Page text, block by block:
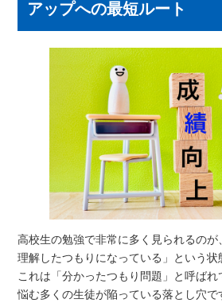
アップへの最短ルート
高校生の勉強で非常に多く見られるの
理解したつもりになっている」という状
これは「分かったつもり問題」と呼ば
悩む多くの生徒が陥っている落とし穴で